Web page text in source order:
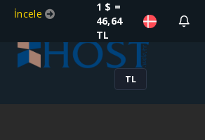
İncele
1 $ =
46,64
TL
TL